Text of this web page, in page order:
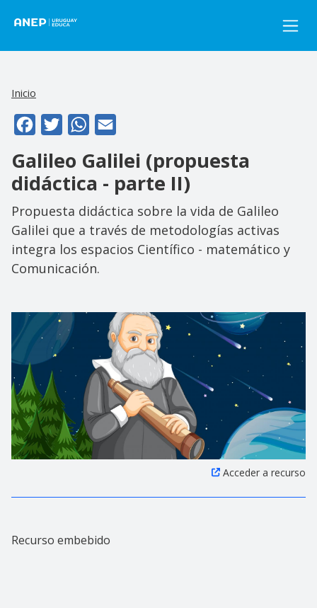
Inicio
FacebookTwitterWhatsApp
Galileo Galilei (propuesta
didáctica - parte II)
Propuesta didáctica sobre la vida de Galileo
Galilei que a través de metodologías activas
integra los espacios Científico - matemático y
Comunicación.
Acceder a recurso
Recurso embebido